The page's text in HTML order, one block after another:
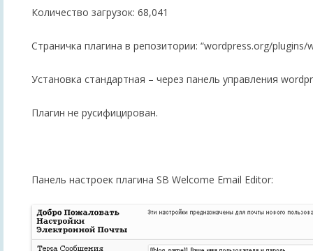
Количество загрузок: 68,041
Страничка плагина в репозитории: “wordpress.org/
Установка стандартная – через панель управления
Плагин не русифицирован.
Панель настроек плагина SB Welcome Email Editor: